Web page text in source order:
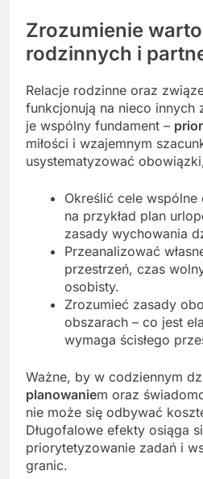
Zrozumienie
rodzinnych i
Relacje rodzinne oraz
funkcjonują na nieco innych
je wspólny fundament –
miłości i wzajemnym
usystematyzować
Określić cele
na przykład plan
zasady wychowania
Przeanalizować
przestrzeń, czas
osobisty.
Zrozumieć zasady
obszarach – co jest
wymaga ścisłego
Ważne, by w codziennym
planowaniem oraz
nie może się odbywać
Długofalowe efekty osiąga
priorytetyzowanie zadań i
granic.